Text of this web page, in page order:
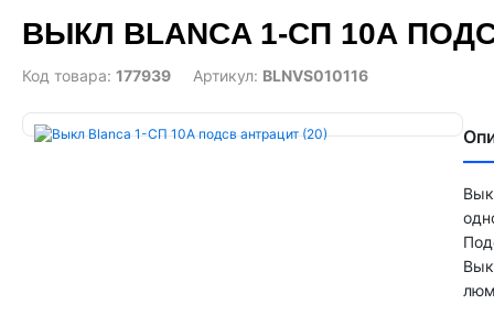
ВЫКЛ BLANCA 1-СП 10А
Код товара: 177939 Артикул: BLNVS010116